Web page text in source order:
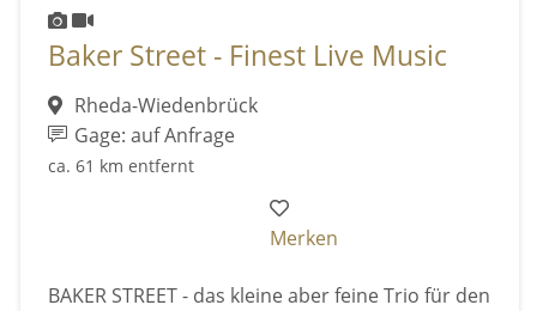
Baker Street - Finest Live Music
Rheda-Wiedenbrück
Gage: auf Anfrage
ca. 61 km entfernt
Merken
BAKER STREET - das kleine aber feine Trio für den